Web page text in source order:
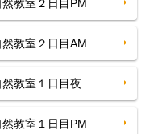
教室２日目PM
教室２日目AM
教室１日目夜
教室１日目PM